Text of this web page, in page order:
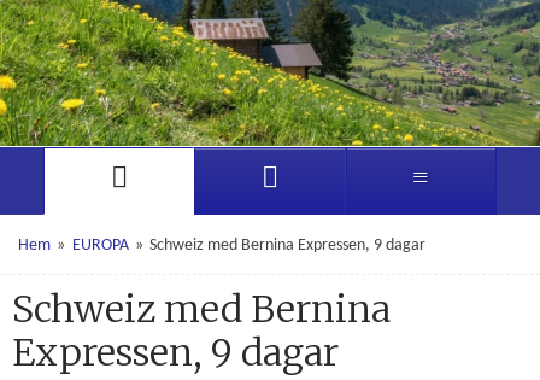
Hem » EUROPA » Schweiz med Bernina Expressen, 9 dagar
Schweiz med Bernina
Expressen, 9 dagar